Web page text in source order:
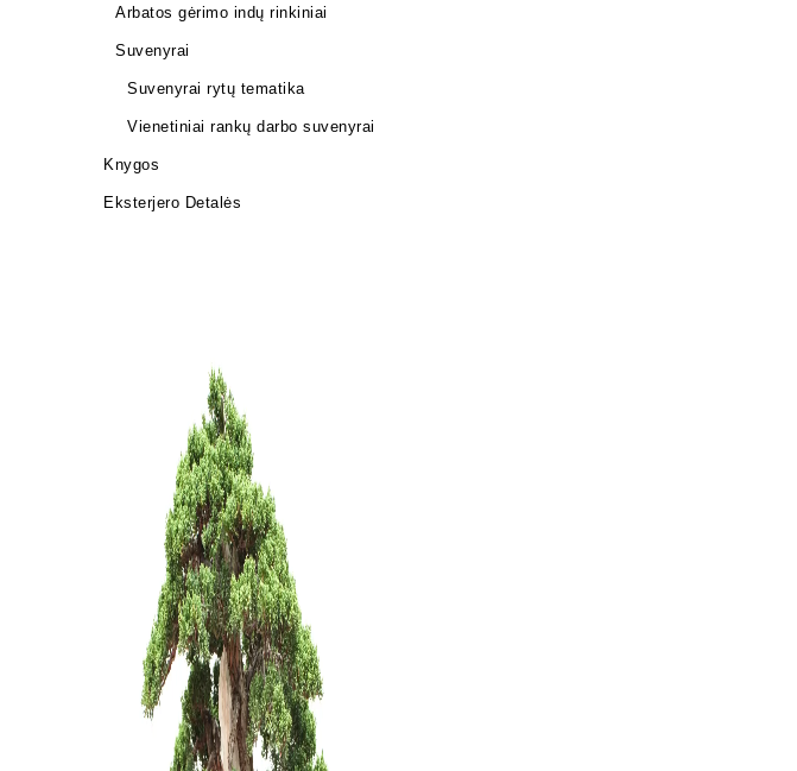
Arbatos gėrimo indų rinkiniai
Suvenyrai
Suvenyrai rytų tematika
Vienetiniai rankų darbo suvenyrai
Knygos
Eksterjero Detalės